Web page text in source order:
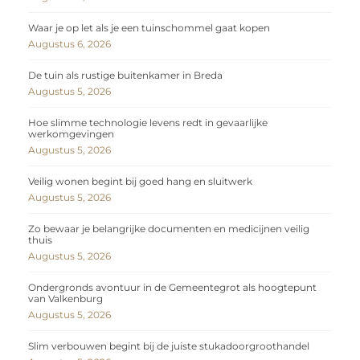
Waar je op let als je een tuinschommel gaat kopen
Augustus 6, 2026
De tuin als rustige buitenkamer in Breda
Augustus 5, 2026
Hoe slimme technologie levens redt in gevaarlijke
werkomgevingen
Augustus 5, 2026
Veilig wonen begint bij goed hang en sluitwerk
Augustus 5, 2026
Zo bewaar je belangrijke documenten en medicijnen veilig
thuis
Augustus 5, 2026
Ondergronds avontuur in de Gemeentegrot als hoogtepunt
van Valkenburg
Augustus 5, 2026
Slim verbouwen begint bij de juiste stukadoorgroothandel